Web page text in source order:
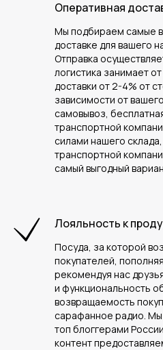
Оперативная
Мы подбираем самые
доставке для вашего
Отправка
логистика занимает
доставки от 2-4% от
зависимости от
самовывоз,
транспортной
силами нашего
транспортной
самый выгодный
Лояльность к
Посуда, за которой
покупателей,
рекомендуя нас
и функциональность
возвращаемость
сарафанное радио.
топ блоггерами
контент